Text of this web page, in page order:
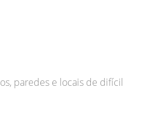
paredes e locais de difícil